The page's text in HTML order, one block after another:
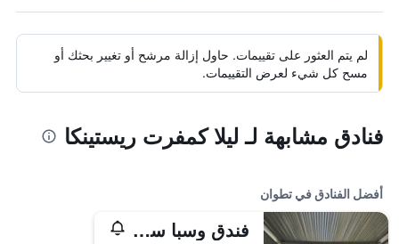
لم يتم العثور على تقييمات. حاول إزالة مرشح أو تغيير بحثك أو
مسح كل شيء لعرض التقييمات.
فنادق مشابهة لـ ليلا كمفرت ريستينكا
أفضل الفنادق في تطوان
فندق وسبا سوفيتيل شاطئ خليج تامودا